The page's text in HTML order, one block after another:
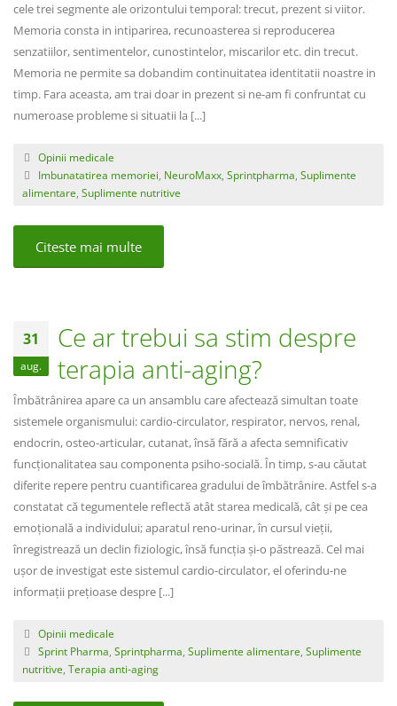
cele trei segmente ale orizontului temporal: trecut, prezent si viitor.
Memoria consta in intiparirea, recunoasterea si reproducerea
senzatiilor, sentimentelor, cunostintelor, miscarilor etc. din trecut.
Memoria ne permite sa dobandim continuitatea identitatii noastre in
timp. Fara aceasta, am trai doar in prezent si ne-am fi confruntat cu
numeroase probleme si situatii la [...]
Opinii medicale
Imbunatatirea memoriei NeuroMaxx, Sprintpharma Suplimente
alimentare Suplimente nutritive
Citeste mai multe
31
aug.
Ce ar trebui sa stim despre
terapia anti-aging?
Îmbătrânirea apare ca un ansamblu care afectează simultan toate
sistemele organismului: cardio-circulator, respirator, nervos, renal,
endocrin, osteo-articular, cutanat, însă fără a afecta semnificativ
funcţionalitatea sau componenta psiho-socială. În timp, s-au căutat
diferite repere pentru cuantificarea gradului de îmbătrânire. Astfel s-a
constatat că tegumentele reflectă atât starea medicală, cât și pe cea
emoțională a individului; aparatul reno-urinar, în cursul vieții,
înregistrează un declin fiziologic, însă funcția și-o păstrează. Cel mai
ușor de investigat este sistemul cardio-circulator, el oferindu-ne
informații prețioase despre [...]
Opinii medicale
Sprint Pharma Sprintpharma Suplimente alimentare Suplimente
nutritive Terapia anti-aging